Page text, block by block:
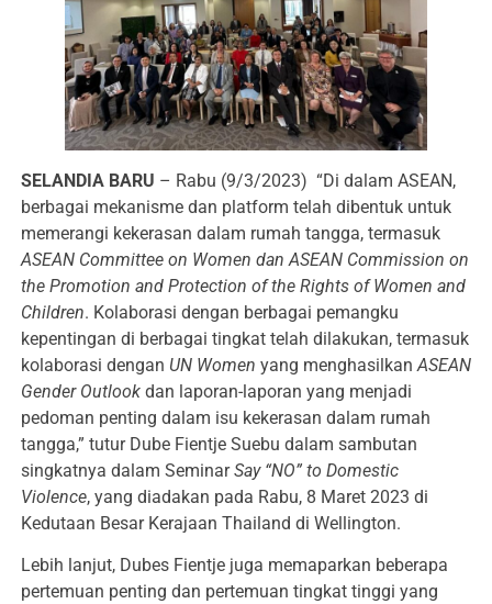
SELANDIA BARU – Rabu (9/3/2023) “Di dalam ASEAN,
berbagai mekanisme dan platform telah dibentuk untuk
memerangi kekerasan dalam rumah tangga, termasuk
ASEAN Committee on Women dan ASEAN Commission on
the Promotion and Protection of the Rights of Women and
Children. Kolaborasi dengan berbagai pemangku
kepentingan di berbagai tingkat telah dilakukan, termasuk
kolaborasi dengan UN Women yang menghasilkanASEAN
Gender Outlook dan laporan-laporan yang menjadi
pedoman penting dalam isu kekerasan dalam rumah
tangga,” tutur Dube Fientje Suebu dalam sambutan
singkatnya dalam SeminarSay “NO” to Domestic
Violence, yang diadakan pada Rabu, 8 Maret 2023 di
Kedutaan Besar Kerajaan Thailand di Wellington.
Lebih lanjut, Dubes Fientje juga memaparkan beberapa
pertemuan penting dan pertemuan tingkat tinggi yang